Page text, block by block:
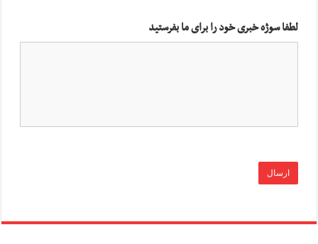
لطفا سوژه خبری خود را برای ما بفرستید